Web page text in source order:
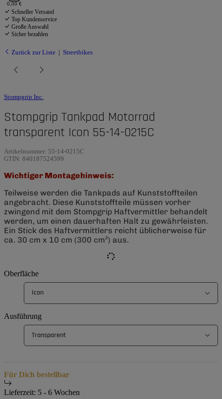
0,00 €
Schneller Versand
Top Kundenservice
Große Auswahl
Sicher bezahlen
Zurück zur Liste Streetbikes
Stompgrip Inc.
Stompgrip Tankpad Motorrad
transparent Icon 55-14-0215C
Artikelnummer: 55-14-0215C
GTIN: 840187524599
Wichtiger Montagehinweis:
Teilweise werden die Tankpads auf Kunststoffteilen
angebracht. Diese Kunststoffteile müssen vorher
zwingend mit dem Stompgrip Haftvermittler behandelt
werden, um einen dauerhaften Halt zu gewährleisten.
Ein Stick des Haftvermittlers reicht üblicherweise für
ca. 30 cm x 10 cm (300 cm²) aus.
Oberfläche
Icon
Ausführung
Transparent
Für Dich bestellbar
Lieferzeit: 5 - 6 Wochen